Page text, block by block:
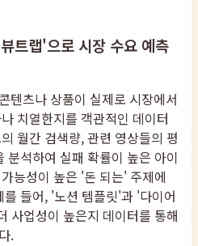
트랩'으로 시장 수요 예측
텐츠나 상품이 실제로 시장에서
치열한지를 객관적인 데이터
월간 검색량, 관련 영상들의 평
분석하여 실패 확률이 높은 아이
능성이 높은 '돈 되는' 주제에
들어, '노션 템플릿'과 '다이어
사업성이 높은지 데이터를 통해
.